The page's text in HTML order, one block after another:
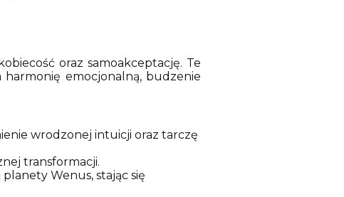
oraz samoakceptację. Te
harmonię emocjonalną, budzenie
wrodzonej intuicji oraz tarczę
transformacji.
Wenus, stając się